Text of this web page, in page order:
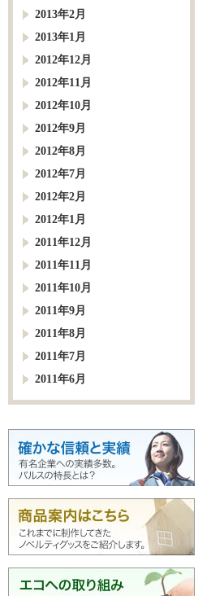
2013年2月
2013年1月
2012年12月
2012年11月
2012年10月
2012年9月
2012年8月
2012年7月
2012年2月
2012年1月
2011年12月
2011年11月
2011年10月
2011年9月
2011年8月
2011年7月
2011年6月